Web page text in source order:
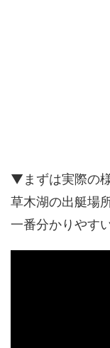
▼まずは実際の
草木湖の出艇場
一番分かりやす